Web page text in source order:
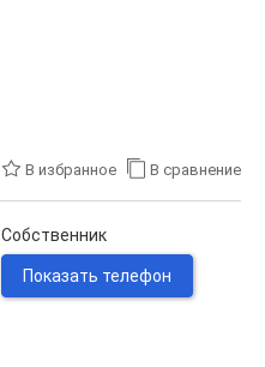
В избранное В сравнение
Собственник
Показать телефон